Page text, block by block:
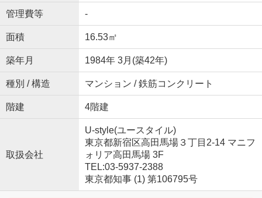
管理費等 -
面積 16.53㎡
築年月 1984年 3月(築42年)
種別 / 構造 マンション / 鉄筋コンクリート
階建 4階建
取扱会社
U-style(ユースタイル)
東京都新宿区高田馬場３丁目2-14 マニフ
ォリア高田馬場 3F
TEL:03-5937-2388
東京都知事 (1) 第106795号